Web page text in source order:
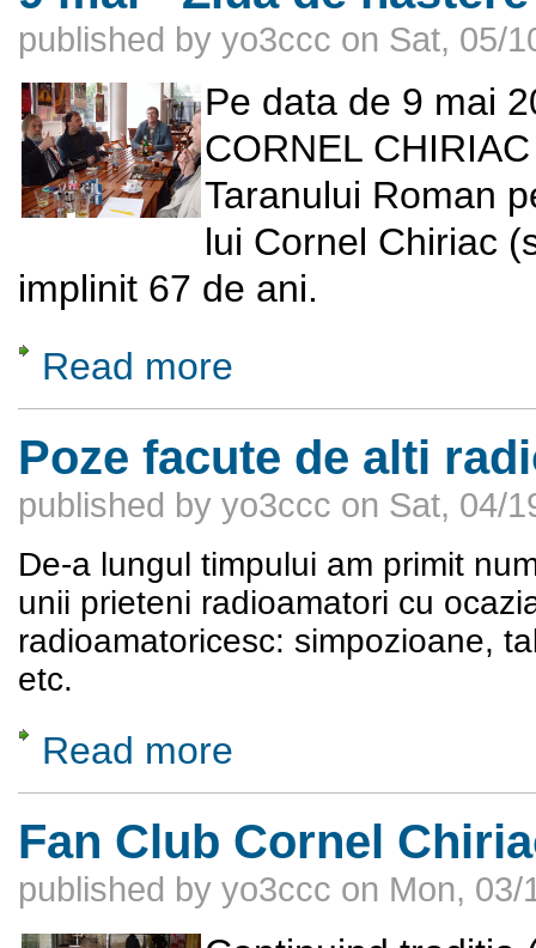
published by yo3ccc on Sat, 05/
Pe data de 9 mai
CORNEL
Taranului Roman
lui Cornel Chiriac
implinit 67 de ani.
Read more
Poze facute de alti
published by yo3ccc on Sat, 04/
De-a lungul timpului am primit
unii prieteni radioamatori cu
radioamatoricesc: simpozioane,
etc.
Read more
Fan Club Cornel
published by yo3ccc on Mon, 03/